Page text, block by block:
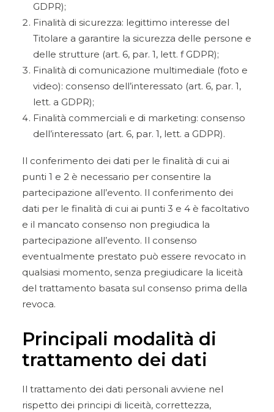
GDPR);
Finalità di sicurezza: legittimo interesse del
Titolare a garantire la sicurezza delle persone e
delle strutture (art. 6, par. 1, lett. f GDPR);
Finalità di comunicazione multimediale (foto e
video): consenso dell’interessato (art. 6, par. 1,
lett. a GDPR);
Finalità commerciali e di marketing: consenso
dell’interessato (art. 6, par. 1, lett. a GDPR).
Il conferimento dei dati per le finalità di cui ai
punti 1 e 2 è necessario per consentire la
partecipazione all’evento. Il conferimento dei
dati per le finalità di cui ai punti 3 e 4 è facoltativo
e il mancato consenso non pregiudica la
partecipazione all’evento. Il consenso
eventualmente prestato può essere revocato in
qualsiasi momento, senza pregiudicare la liceità
del trattamento basata sul consenso prima della
revoca.
Principali modalità di
trattamento dei dati
Il trattamento dei dati personali avviene nel
rispetto dei principi di liceità, correttezza,